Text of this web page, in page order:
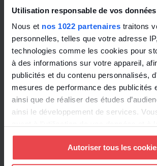
Utilisation responsable de vos données
Nous et nos 1022 partenaires traitons
personnelles, telles que votre adresse
technologies comme les cookies pour
à des informations sur votre appareil,
publicités et du contenu personnalisés,
mesures de performance des publicités
ainsi que de réaliser des études
ainsi le développement de services.
Vous pouvez modifier ou retirer votre
tout moment en consultant la
cookies ou en cliquant sur l'icône de
Autoriser tous les